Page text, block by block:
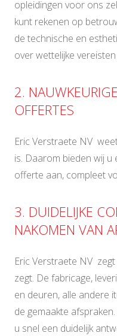
opleidingen voor ons
kunt rekenen op
de technische en
over wettelijke
2.
OFFERTES
Eric Verstraete NV
is. Daarom bieden wij
offerte aan, compleet
3. DUIDELIJKE
NAKOMEN VAN
Eric Verstraete NV
zegt. De fabricage,
en deuren, alle andere
de gemaakte
u snel een duidelijk